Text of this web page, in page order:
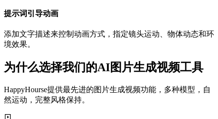
提示词引导动画
添加文字描述来控制动画方式，指定镜头运动、物体动态和环
境效果。
为什么选择我们的AI图片生成视频工具
HappyHourse提供最先进的图片生成视频功能，多种模型，自
然运动，完整风格保持。